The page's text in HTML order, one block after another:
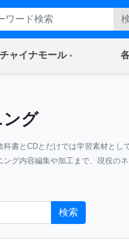
チャイナモール(current)
グ
書とCDとだけでは学習素材とし
グ内容編集や加工まで、現役の
検索